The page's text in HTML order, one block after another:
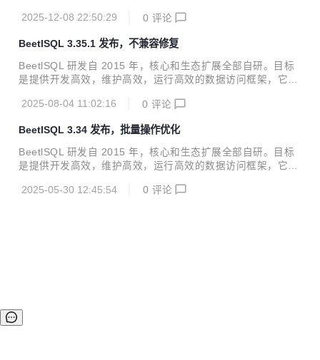
验 多库使用 性能测试 插件支持 本次发布主要支持Spring Bo
集成。 Query类新增and or 接口，允许传入Consume<T>。
更新Beetl版本到最新的3.20。 BeetlSQL 核心功能 BeetlSQL
核心 功能 sql-core 核心包，封装了 JDBC 操作，SQL 文件管
2025-12-08 22:50:29 0 评论
BeetlSQL 3.35.1 发布，不兼容修复
BeetlSQL 研发自 2015 年，核心和生态扩展全部自研。目标
是提供开发高效，维护高效，运行高效的数据访问框架，它适
验 多库使用 性能测试 插件支持 修复2年前调整，导致BeetlS
AMI导致List参数不启作用BUG ORM性能测试，更新sqlutils
版本，最新JMH测试结果（注: Score越大越好) Benchmark
Mode Cnt Score ...
2025-08-04 11:02:16 0 评论
BeetlSQL 3.34 发布，批量操作优化
BeetlSQL 研发自 2015 年，核心和生态扩展全部自研。目标
是提供开发高效，维护高效，运行高效的数据访问框架，它适
验 多库使用 性能测试 插件支持 BaseMapper 增加对Batch做
2025-05-30 12:45:54 0 评论